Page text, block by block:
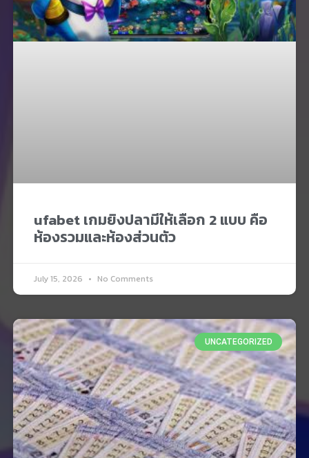
ufabet เกมยิงปลามีให้เลือก 2 แบบ คือ
ห้องรวมและห้องส่วนตัว
July 15, 2026 No Comments
UNCATEGORIZED